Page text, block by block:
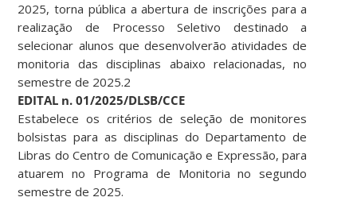
2025, torna pública a abertura de inscrições para a
realização de Processo Seletivo destinado a
selecionar alunos que desenvolverão atividades de
monitoria das disciplinas abaixo relacionadas, no
semestre de 2025.2
EDITAL n. 01/2025/DLSB/CCE
Estabelece os critérios de seleção de monitores
bolsistas para as disciplinas do Departamento de
Libras do Centro de Comunicação e Expressão, para
atuarem no Programa de Monitoria no segundo
semestre de 2025.